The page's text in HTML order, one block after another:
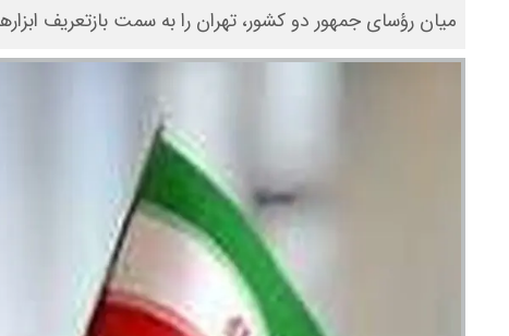
میان رؤسای جمهور دو کشور، تهران را به سمت بازتعریف